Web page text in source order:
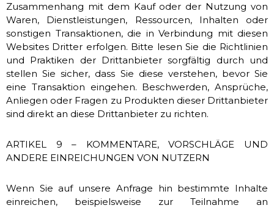
Zusammenhang mit dem Kauf oder der Nutzung von
Waren, Dienstleistungen, Ressourcen, Inhalten oder
sonstigen Transaktionen, die in Verbindung mit diesen
Websites Dritter erfolgen. Bitte lesen Sie die Richtlinien
und Praktiken der Drittanbieter sorgfältig durch und
stellen Sie sicher, dass Sie diese verstehen, bevor Sie
eine Transaktion eingehen. Beschwerden, Ansprüche,
Anliegen oder Fragen zu Produkten dieser Drittanbieter
sind direkt an diese Drittanbieter zu richten.
ARTIKEL 9 – KOMMENTARE, VORSCHLÄGE UND
ANDERE EINREICHUNGEN VON NUTZERN
Wenn Sie auf unsere Anfrage hin bestimmte Inhalte
einreichen, beispielsweise zur Teilnahme an